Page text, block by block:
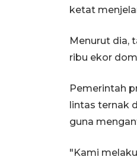
ketat
Menurut dia,
ribu ekor
Pemerintah
lintas ternak
guna
"Kami